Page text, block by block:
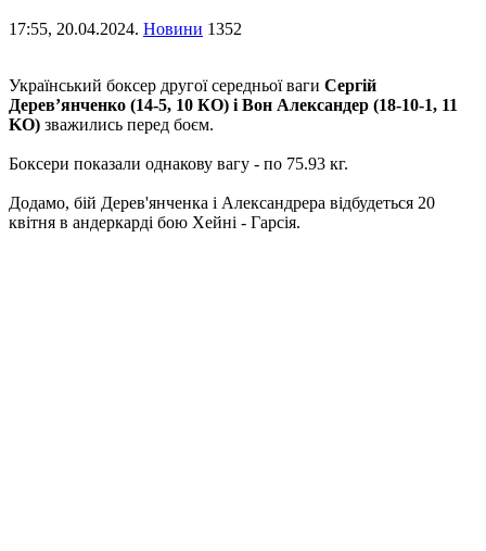
17:55, 20.04.2024. Новини 1352
Український боксер другої середньої ваги Сергій
Дерев’янченко (14-5, 10 КО) і Вон Александер (18-10-1, 11
KO) зважились перед боєм.
Боксери показали однакову вагу - по 75.93 кг.
Додамо, бій Дерев'янченка і Александрера відбудеться 20
квітня в андеркарді бою Хейні - Гарсія.